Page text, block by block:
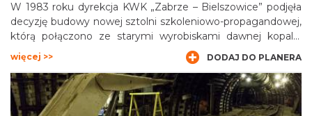
W 1983 roku dyrekcja KWK „Zabrze – Bielszowice” podjęła
decyzję budowy nowej sztolni szkoleniowo-propagandowej,
którą połączono ze starymi wyrobiskami dawnej kopalni
„Królowa Luiza”. Powstała wzorcowa sztolnia szkoleniowa,
doskonale imitująca prawdziwą kopalnię i posiadająca m.in.
zmechanizowane ściany wydobywcze. Otwarcie całego
zespołu wyrobisk, nazwanego Ośrodkiem Szkolenia
Zawodowego i Propagandy Górnictwa przy KWK „Zabrze –
więcej >> DODAJ DO PLANERA